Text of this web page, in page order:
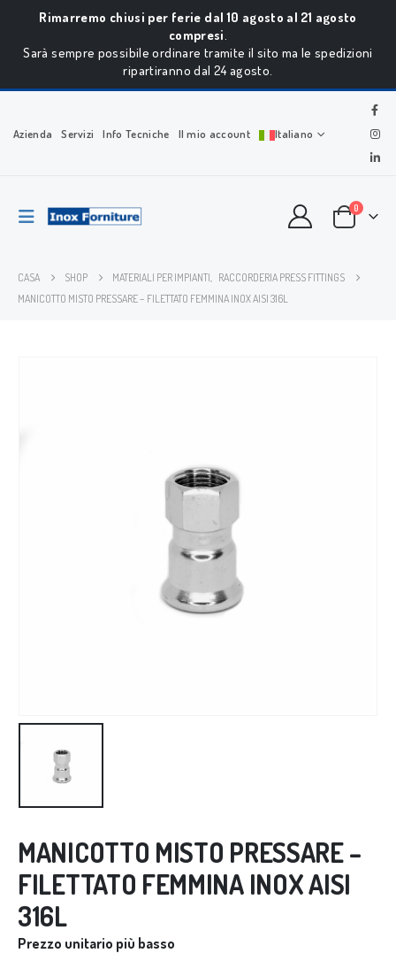
Rimarremo chiusi per ferie dal 10 agosto al 21 agosto
compresi.
Sarà sempre possibile ordinare tramite il sito ma le spedizioni
ripartiranno dal 24 agosto.
Azienda Servizi Info Tecniche Il mio account Italiano
0
CASA SHOP MATERIALI PER IMPIANTI, RACCORDERIA PRESS FITTINGS
MANICOTTO MISTO PRESSARE – FILETTATO FEMMINA INOX AISI 316L
MANICOTTO MISTO PRESSARE –
FILETTATO FEMMINA INOX AISI
316L
Prezzo unitario più basso